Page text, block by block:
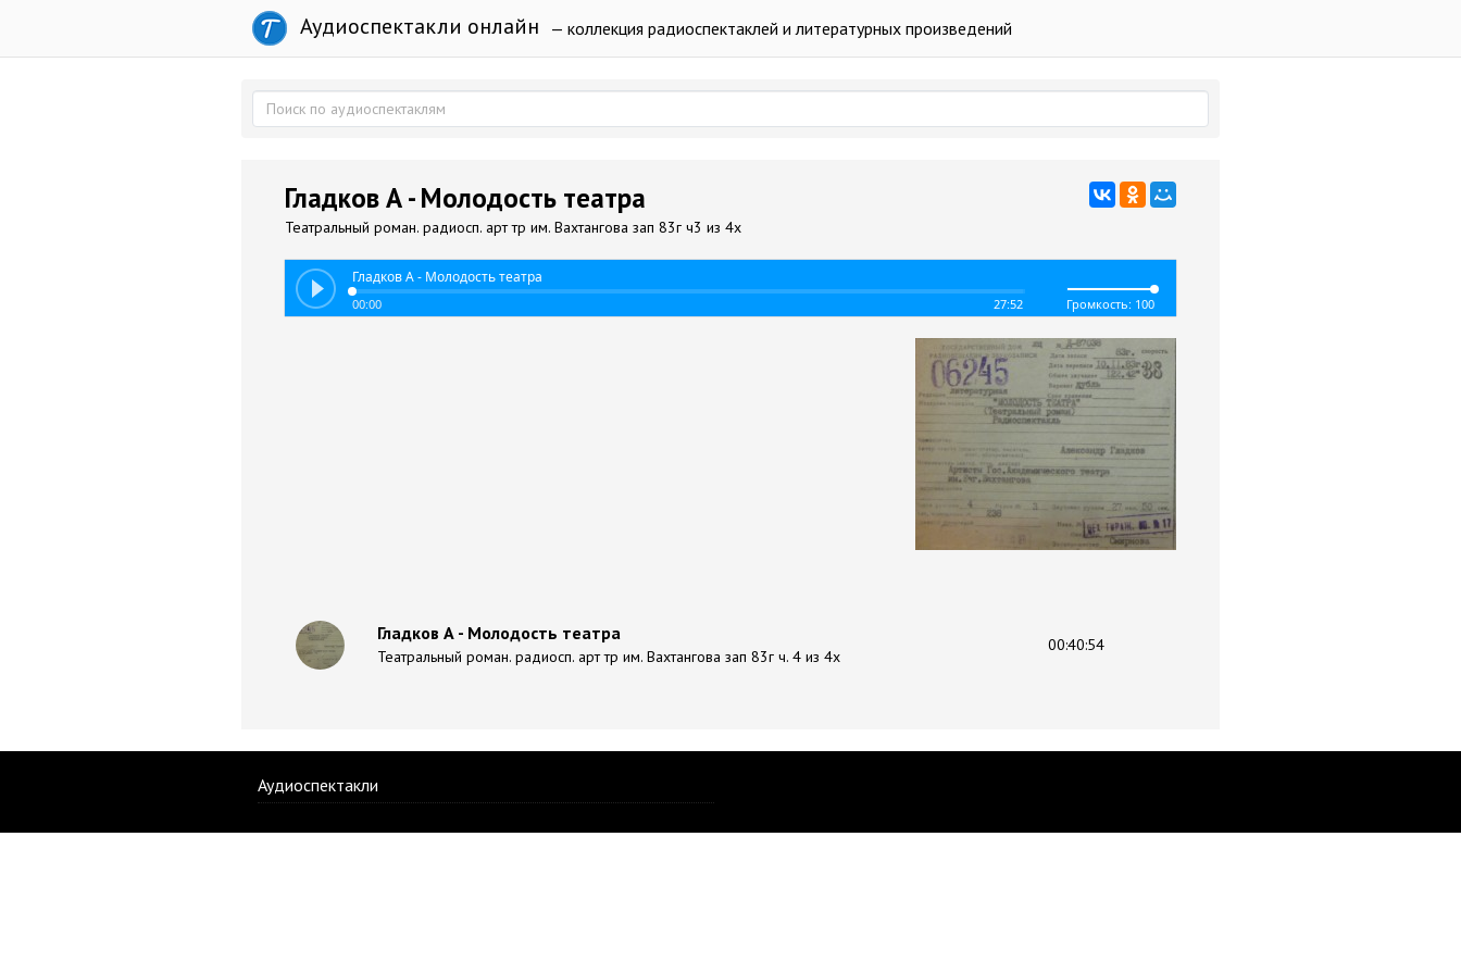
Аудиоспектакли онлайн — коллекция радиоспектаклей и литературных произведений
Гладков А - Молодость театра
Театральный роман. радиосп. арт тр им. Вахтангова зап 83г ч3 из 4х
Гладков А - Молодость театра
00:00 27:52 Громкость: 100
Гладков А - Молодость театра
Театральный роман. радиосп. арт тр им. Вахтангова зап 83г ч. 4 из 4х
00:40:54
Аудиоспектакли